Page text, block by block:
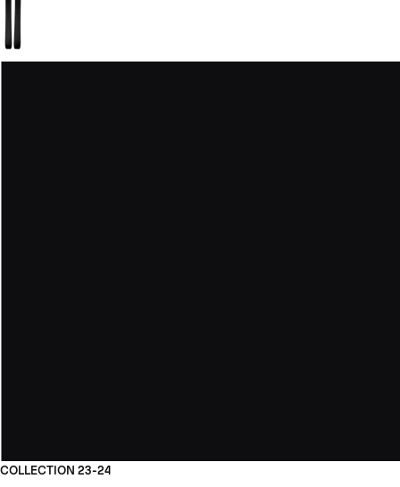
COLLECTION 23-24